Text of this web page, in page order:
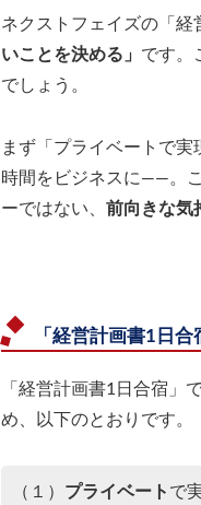
ネクストフェイズの「経
いことを決める」 です。
でしょう。
まず「プライベートで実
時間をビジネスに――。
ーではない、 前向きな気
「経営計画書1日
「経営計画書1日合宿」
め、以下のとおりです。
（１） プライベート で